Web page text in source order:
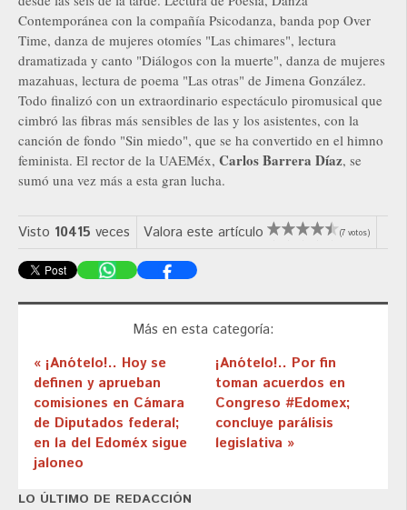
Contemporánea con la compañía Psicodanza, banda pop Over
Time, danza de mujeres otomíes "Las chimares", lectura
dramatizada y canto "Diálogos con la muerte", danza de mujeres
mazahuas, lectura de poema "Las otras" de Jimena González.
Todo finalizó con un extraordinario espectáculo piromusical que
cimbró las fibras más sensibles de las y los asistentes, con la
canción de fondo "Sin miedo", que se ha convertido en el himno
feminista. El rector de la UAEMéx, Carlos Barrera Díaz, se
sumó una vez más a esta gran lucha.
Visto 10415 veces Valora este artículo (7 votos)
Más en esta categoría:
« ¡Anótelo!.. Hoy se
definen y aprueban
comisiones en Cámara
de Diputados federal;
en la del Edoméx sigue
jaloneo
¡Anótelo!.. Por fin
toman acuerdos en
Congreso #Edomex;
concluye parálisis
legislativa »
LO ÚLTIMO DE REDACCIÓN